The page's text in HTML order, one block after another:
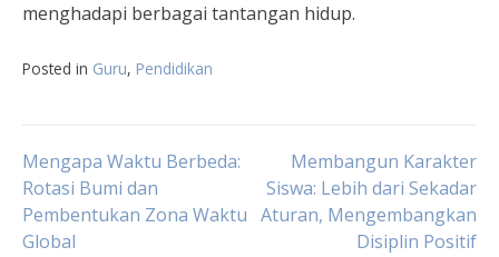
menghadapi berbagai tantangan hidup.
Posted in Guru, Pendidikan
Navigasi
pos
Mengapa Waktu Berbeda:
Rotasi Bumi dan
Pembentukan Zona Waktu
Global
Membangun Karakter
Siswa: Lebih dari Sekadar
Aturan, Mengembangkan
Disiplin Positif